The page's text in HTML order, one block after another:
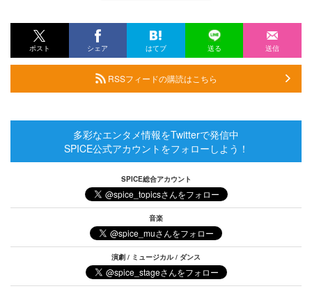
ポスト シェア はてブ 送る 送信
RSSフィードの購読はこちら
多彩なエンタメ情報をTwitterで発信中
SPICE公式アカウントをフォローしよう！
SPICE総合アカウント
音楽
演劇 / ミュージカル / ダンス